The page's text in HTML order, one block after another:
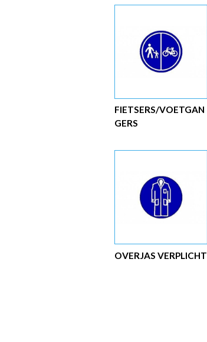
FIETSERS/VOETGAN
GERS
OVERJAS VERPLICHT